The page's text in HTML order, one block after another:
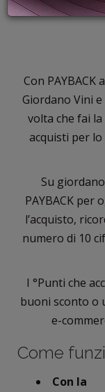
GIFT
ACCEDI
Con PAYBACK
Giordano Vini
volta che fai
acquisti per
Su
PAYBACK per
l’acquisto,
numero di 10
I °Punti che
buoni sconto o
e-
Come
Con la